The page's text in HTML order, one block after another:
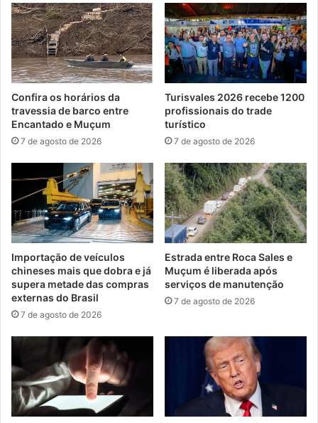
Confira os horários da
travessia de barco entre
Encantado e Muçum
7 de agosto de 2026
Turisvales 2026 recebe 1200
profissionais do trade
turístico
7 de agosto de 2026
Importação de veículos
chineses mais que dobra e já
supera metade das compras
externas do Brasil
7 de agosto de 2026
Estrada entre Roca Sales e
Muçum é liberada após
serviços de manutenção
7 de agosto de 2026